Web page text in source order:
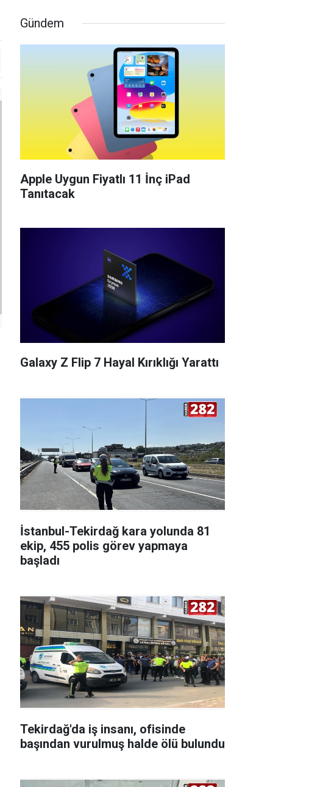
Gündem
Apple Uygun Fiyatlı 11 İnç iPad
Tanıtacak
Galaxy Z Flip 7 Hayal Kırıklığı Yarattı
İstanbul-Tekirdağ kara yolunda 81
ekip, 455 polis görev yapmaya
başladı
Tekirdağ'da iş insanı, ofisinde
başından vurulmuş halde ölü bulundu